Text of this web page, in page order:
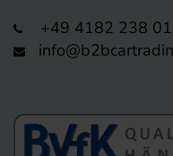
+49 4182 238